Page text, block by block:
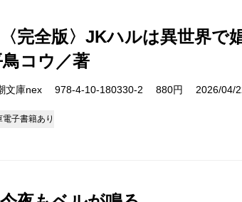
〈完全版〉JKハルは異世界で
コウ／著
文庫nex 978-4-10-180330-2 880円 2026/04/
電子書籍あり